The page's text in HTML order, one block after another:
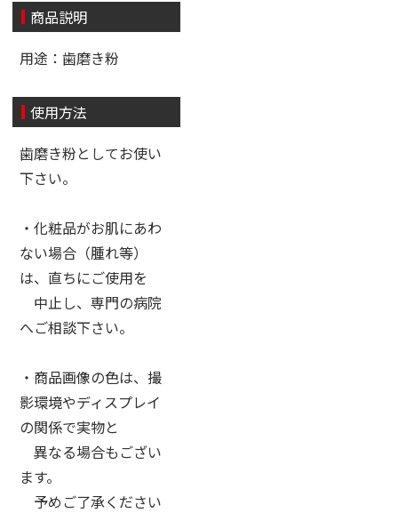
商品説明
用途：歯磨き粉
使用方法
歯磨き粉としてお使い
下さい。
・化粧品がお肌にあわ
ない場合（腫れ等）
は、直ちにご使用を
中止し、専門の病院
へご相談下さい。
・商品画像の色は、撮
影環境やディスプレイ
の関係で実物と
異なる場合もござい
ます。
予めご了承ください